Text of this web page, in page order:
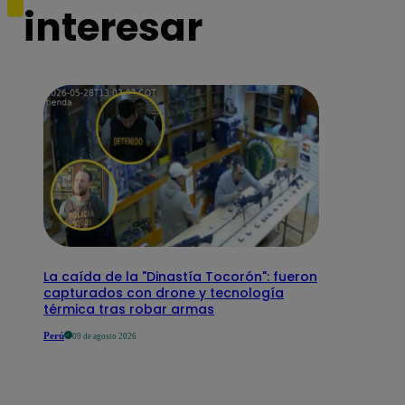
interesar
La caída de la "Dinastía Tocorón": fueron
capturados con drone y tecnología
térmica tras robar armas
Perú 09 de agosto 2026